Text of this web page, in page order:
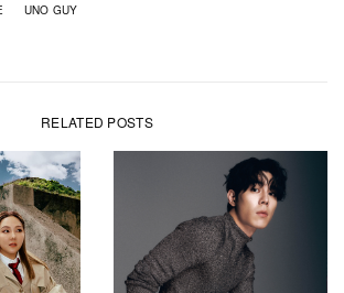
UNO GUY
RELATED POSTS